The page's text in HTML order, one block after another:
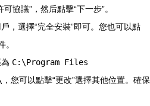
協議”，然后點擊“下一步”。
，選擇“完全安裝”即可。您也可以點
。
C:\Program Files
，您可以點擊“更改”選擇其他位置。確保